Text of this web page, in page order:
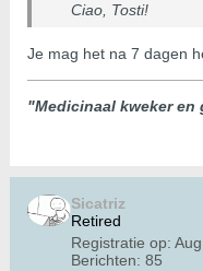
Ciao, Tosti!
Je mag het na 7 dagen
"Medicinaal kweker en
Sicatriz
Retired
Registratie op:
Berichten: 85